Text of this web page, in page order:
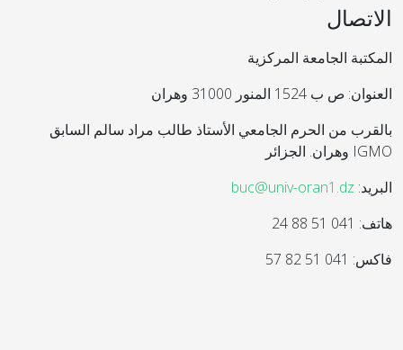
الاتصال
المكتبة الجامعة المركزية
العنوان: ص ب 1524 المنور 31000 وهران
بالقرب من الحرم الجامعي الأستاذ طالب مراد سالم السابق
IGMO وهران. الجزائر
البريد: buc@univ-oran1.dz
هاتف: 041 51 88 24
فاكس: 041 51 82 57